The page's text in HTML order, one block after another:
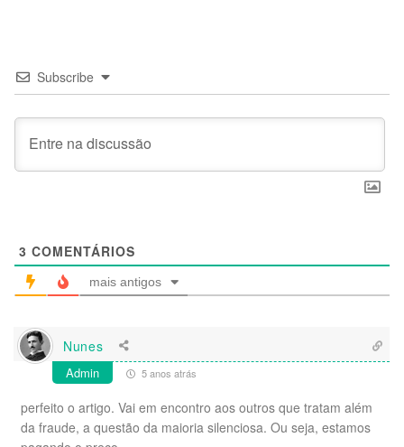
Subscribe
3 COMENTÁRIOS
mais antigos
Nunes
Admin 5 anos atrás
perfeito o artigo. Vai em encontro aos outros que tratam além
da fraude, a questão da maioria silenciosa. Ou seja, estamos